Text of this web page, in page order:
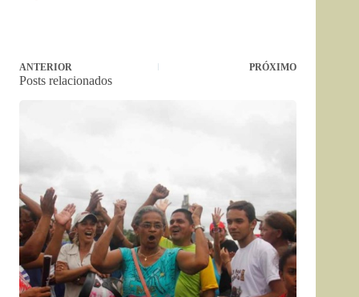
ANTERIOR PRÓXIMO
Posts relacionados